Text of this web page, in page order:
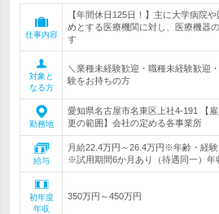
仕事内容
【年間休日125日！】主に大学病院
めとする医療機関に対し、医療機器
す
対象と
なる方
＼業種未経験歓迎・職種未経験歓迎
験をお持ちの方
勤務地
愛知県名古屋市名東区上社4-191 【
更の範囲】会社の定める各事業所
給与
月給22.4万円～26.4万円※年齢・経
※試用期間6か月あり（待遇同一）年
初年度
年収
350万円～450万円